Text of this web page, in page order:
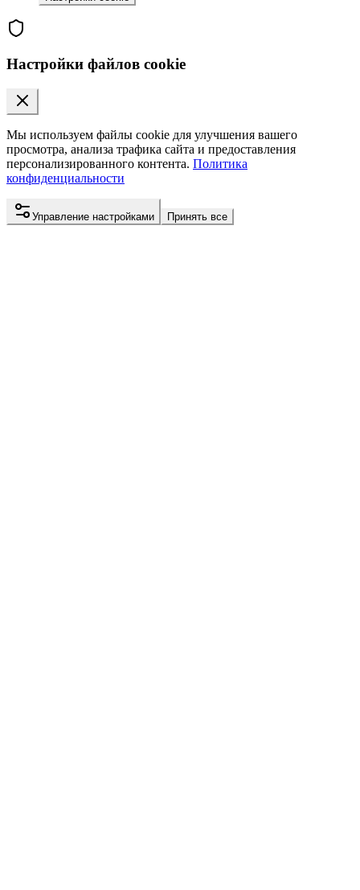
Настройки файлов cookie
Мы используем файлы cookie для улучшения вашего
просмотра, анализа трафика сайта и предоставления
персонализированного контента. Политика
конфиденциальности
Управление настройками Принять все